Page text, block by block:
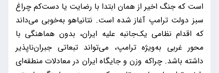
است که جنگ اخیر از همان ابتدا با رضایت یا دست‌کم چراغ
سبز دولت ترامپ آغاز شده است. نتانیاهو به‌خوبی می‌داند
که اقدام نظامی یک‌جانبه علیه ایران، بدون هماهنگی با
محور غربی به‌ویژه ترامپ، می‌تواند تبعاتی جبران‌ناپذیر
داشته باشد. چراکه وزن و جایگاه ایران در معادلات منطقه‌ای